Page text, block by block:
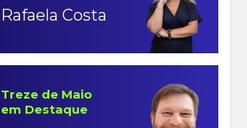
Rafaela Costa
Treze de Maio
em Destaque